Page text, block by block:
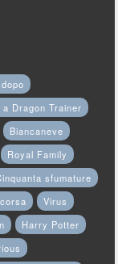
Dragon Trainer
Biancaneve
Royal Family
sfumature
Virus
Harry Potter